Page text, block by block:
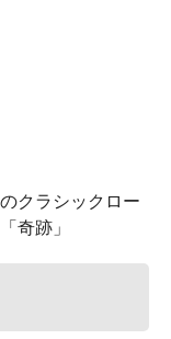
クラシックロー
奇跡」